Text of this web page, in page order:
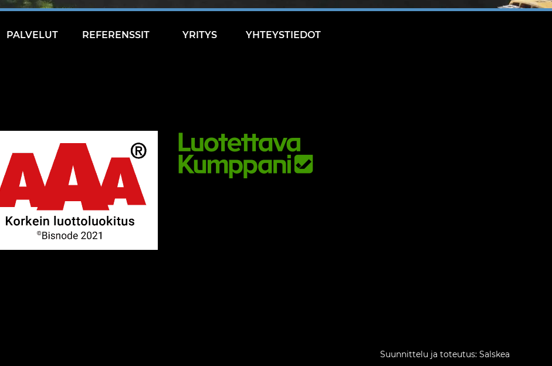
PALVELUT REFERENSSIT YRITYS YHTEYSTIEDOT
Suunnittelu ja toteutus: Salskea